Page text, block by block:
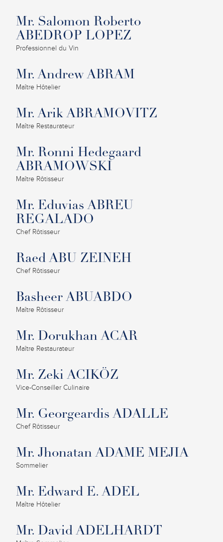
Mr. Salomon Roberto
ABEDROP LOPEZ
Professionnel du Vin
Mr. Andrew ABRAM
Maître Hôtelier
Mr. Arik ABRAMOVITZ
Maître Restaurateur
Mr. Ronni Hedegaard
ABRAMOWSKI
Maître Rôtisseur
Mr. Eduvias ABREU
REGALADO
Chef Rôtisseur
Raed ABU ZEINEH
Chef Rôtisseur
Basheer ABUABDO
Maître Rôtisseur
Mr. Dorukhan ACAR
Maître Restaurateur
Mr. Zeki ACIKÖZ
Vice-Conseiller Culinaire
Mr. Georgeardis ADALLE
Chef Rôtisseur
Mr. Jhonatan ADAME MEJIA
Sommelier
Mr. Edward E. ADEL
Maître Hôtelier
Mr. David ADELHARDT